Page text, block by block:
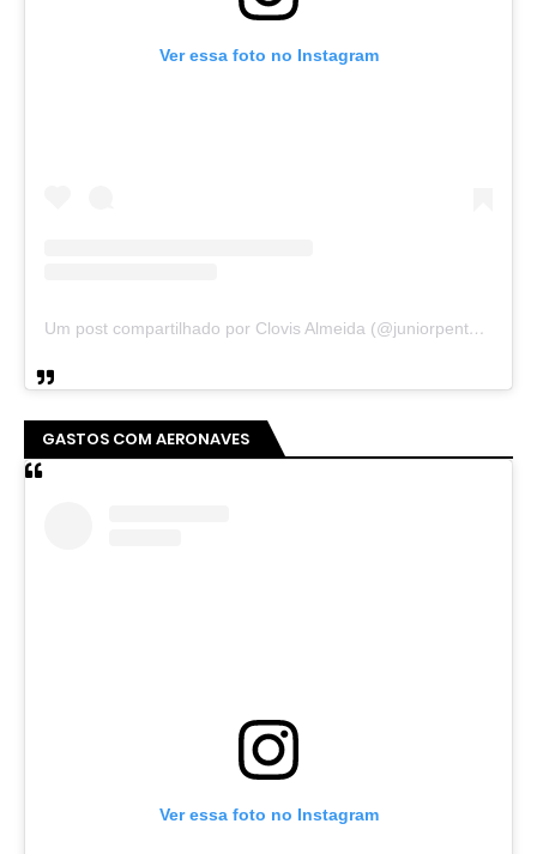
Ver essa foto no Instagram
Um post compartilhado por Clovis Almeida (@juniorpentecoste01)
GASTOS COM AERONAVES
Ver essa foto no Instagram